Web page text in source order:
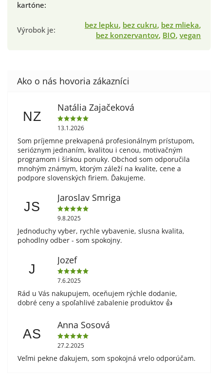
kartóne:
Výrobok je: bez lepku, bez cukru, bez mlieka,
bez konzervantov, BIO, vegan
NZ
Natália Zajačeková
13.1.2026
Som príjemne prekvapená profesionálnym prístupom,
serióznym jednaním, kvalitou i cenou, motivačným
programom i šírkou ponuky. Obchod som odporučila
mnohým známym, ktorým záleží na kvalite, cene a
podpore slovenských firiem. Ďakujeme.
JS
Jaroslav Smriga
9.8.2025
Jednoduchy vyber, rychle vybavenie, slusna kvalita,
pohodlny odber - som spokojny.
J
Jozef
7.6.2025
Rád u Vás nakupujem, oceňujem rýchle dodanie,
dobré ceny a spoľahlivé zabalenie produktov 👍
AS
Anna Sosová
27.2.2025
Veľmi pekne ďakujem, som spokojná vrelo odporúčam.